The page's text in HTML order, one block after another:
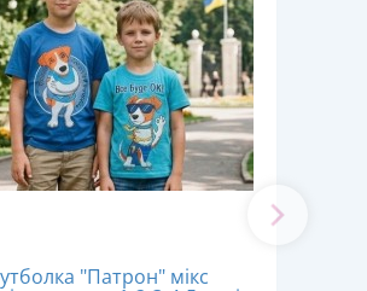
"Патрон" мікс